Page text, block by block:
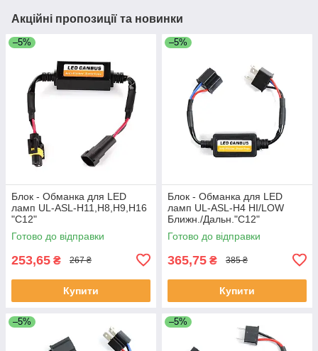
Акційні пропозиції та новинки
–5%
Блок - Обманка для LED
ламп UL-ASL-H11,H8,H9,H16
"C12"
Готово до відправки
253,65 ₴ 267 ₴
Купити
–5%
Блок - Обманка для LED
ламп UL-ASL-H4 HI/LOW
Ближн./Дальн."C12"
Готово до відправки
365,75 ₴ 385 ₴
Купити
–5% –5%